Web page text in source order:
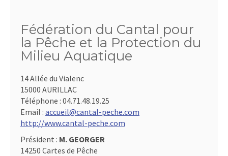
Fédération du Cantal pour
la Pêche et la Protection du
Milieu Aquatique
14 Allée du Vialenc
15000 AURILLAC
Téléphone : 04.71.48.19.25
Email : accueil@cantal-peche.com
http://www.cantal-peche.com
Président : M. GEORGER
14250 Cartes de Pêche